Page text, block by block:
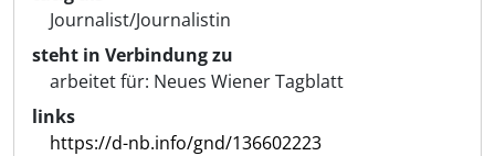
Journalist/Journalistin
steht in Verbindung zu
arbeitet für: Neues Wiener Tagblatt
links
https://d-nb.info/gnd/136602223